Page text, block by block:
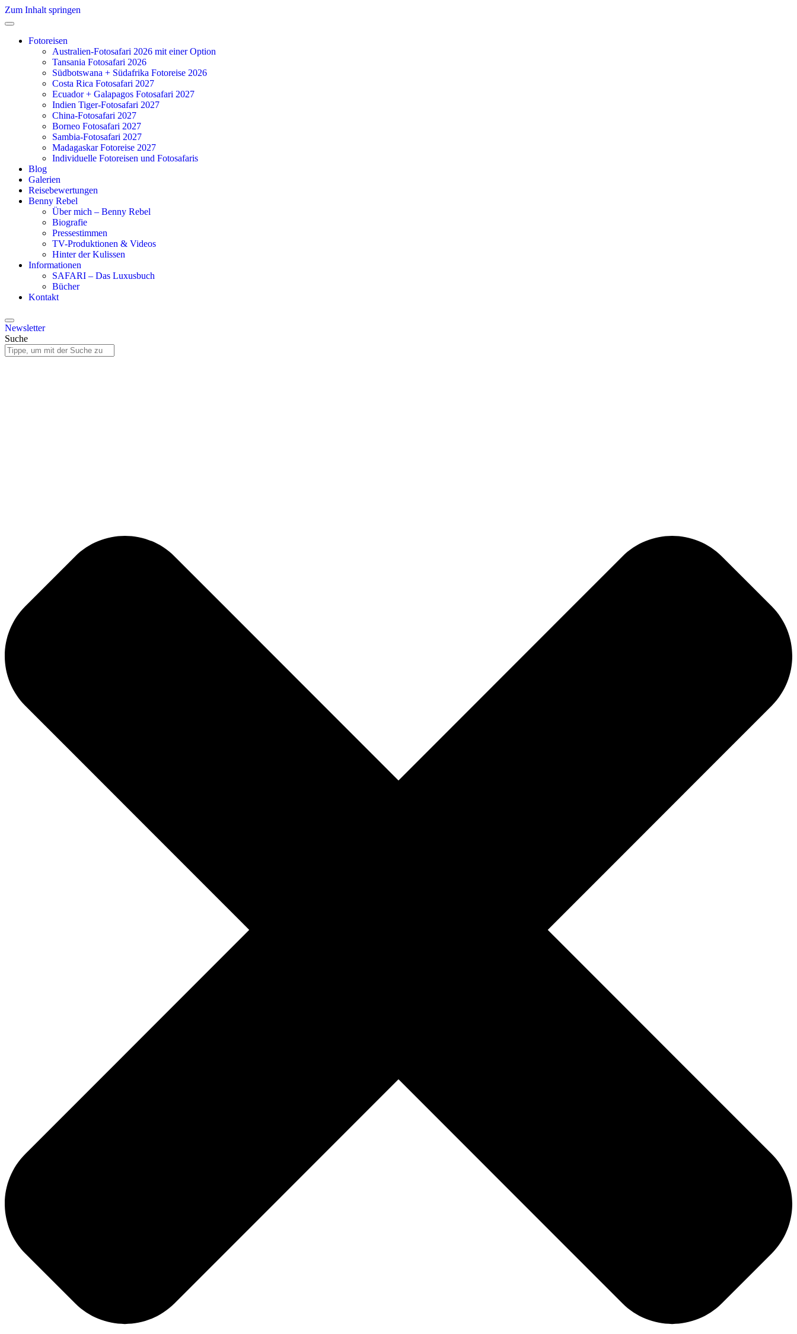
Zum Inhalt springen
Fotoreisen
Australien-Fotosafari 2026 mit einer Option
Tansania Fotosafari 2026
Südbotswana + Südafrika Fotoreise 2026
Costa Rica Fotosafari 2027
Ecuador + Galapagos Fotosafari 2027
Indien Tiger-Fotosafari 2027
China-Fotosafari 2027
Borneo Fotosafari 2027
Sambia-Fotosafari 2027
Madagaskar Fotoreise 2027
Individuelle Fotoreisen und Fotosafaris
Blog
Galerien
Reisebewertungen
Benny Rebel
Über mich – Benny Rebel
Biografie
Pressestimmen
TV-Produktionen & Videos
Hinter der Kulissen
Informationen
SAFARI – Das Luxusbuch
Bücher
Kontakt
Newsletter
Suche